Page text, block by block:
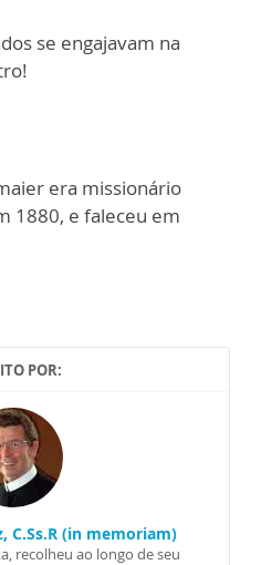
se engajavam na
era missionário
1880, e faleceu em
POR:
C.Ss.R (in memoriam)
recolheu ao longo de seu